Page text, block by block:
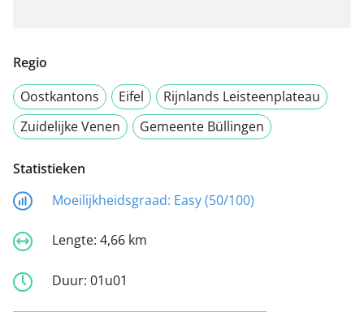
Regio
Oostkantons
Eifel
Rijnlands Leisteenplateau
Zuidelijke Venen
Gemeente Büllingen
Statistieken
Moeilijkheidsgraad: Easy (50/100)
Lengte: 4,66 km
Duur: 01u01